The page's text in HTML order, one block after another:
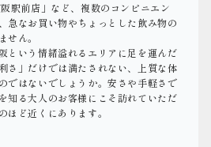
駅前店」など、複数のコンビニエン
急なお買い物やちょっとした飲み物の
せん。
という情緒溢れるエリアに足を運んだ
さ」だけでは満たされない、上質な体
ではないでしょうか。安さや手軽さで
知る大人のお客様にこそ訪れていただ
ほど近くにあります。